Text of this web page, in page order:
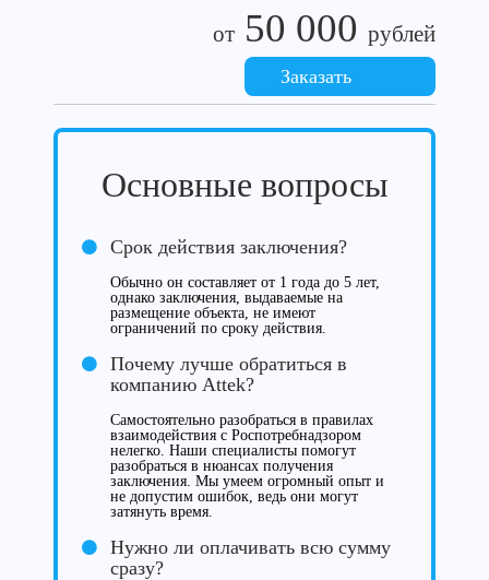
от 50 000 рублей
Заказать
Основные вопросы
Срок действия заключения?
Обычно он составляет от 1 года до 5 лет,
однако заключения, выдаваемые на
размещение объекта, не имеют
ограничений по сроку действия.
Почему лучше обратиться в
компанию Attek?
Самостоятельно разобраться в правилах
взаимодействия с Роспотребнадзором
нелегко. Наши специалисты помогут
разобраться в нюансах получения
заключения. Мы умеем огромный опыт и
не допустим ошибок, ведь они могут
затянуть время.
Нужно ли оплачивать всю сумму
сразу?